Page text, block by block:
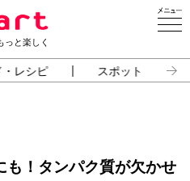
っと楽しく
・レシピ スポット
も！タンパク質が欠かせ